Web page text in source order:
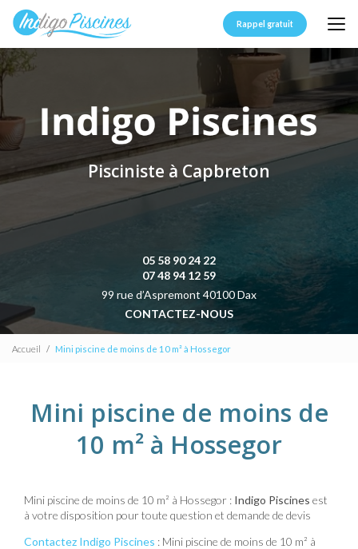
Aller
contenu
principal
Rappel gratuit
Pisciniste à Capbreton
05 58 90 24 22
07 48 94 12 59
99 rue d’Aspremont 40100 Dax
CONTACTEZ-NOUS
Accueil Mini piscine de moins de 10 m² à Hossegor
Mini piscine de moins de
10 m² à Hossegor
Mini piscine de moins de 10 m² à Hossegor : Indigo Piscines est
à votre disposition pour toute question et demande de devis
Contactez Indigo Piscines : Mini piscine de moins de 10 m² à